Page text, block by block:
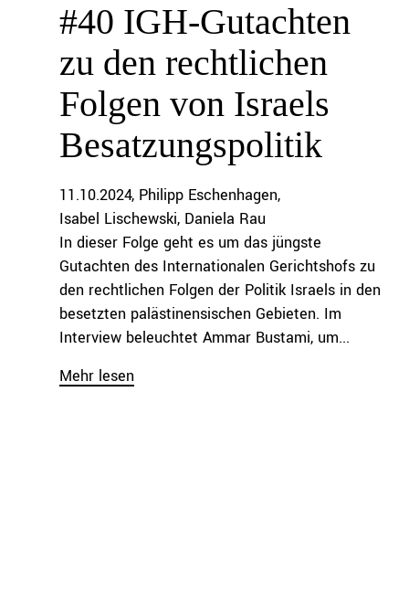
#40 IGH-Gutachten
zu den rechtlichen
Folgen von Israels
Besatzungspolitik
11.10.2024 Philipp Eschenhagen
Isabel Lischewski Daniela Rau
In dieser Folge geht es um das jüngste
Gutachten des Internationalen Gerichtshofs zu
den rechtlichen Folgen der Politik Israels in den
besetzten palästinensischen Gebieten. Im
Interview beleuchtet Ammar Bustami, um...
Mehr lesen